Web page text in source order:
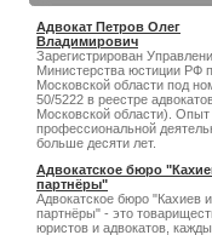
Адвокат Петров Олег
Владимирович
Зарегистрирован
Министерства юстиции РФ
Московской области под
50/5222 в реестре
Московской области). Опыт
профессиональной
больше десяти лет.
Адвокатское бюро
партнёры"
Адвокатское бюро "Кахиев и
партнёры" - это
юристов и адвокатов,